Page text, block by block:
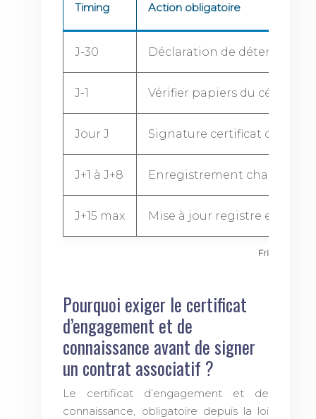
Frise
Timing Action obligatoire
J-30 Déclaration de détention
J-1 Vérifier papiers du cédant
Jour J Signature certificat de
J+1 à J+8 Enregistrement
J+15 max Mise à jour registre
Pourquoi exiger le certificat
d’engagement et de
connaissance avant de signer
un contrat associatif ?
Le certificat d’engagement et de
connaissance, obligatoire depuis la loi